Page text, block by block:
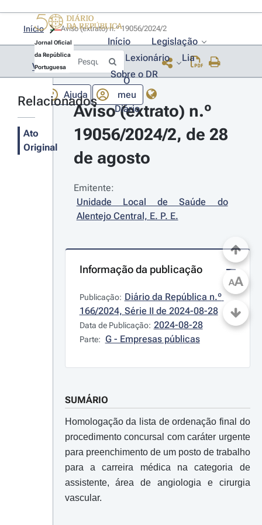
Jornal Oficial
da República
Portuguesa
Início
Legislação
Lexionário
Lia
Sobre o DR
Ajuda
O
meu
Diário
Início
Voltar
Relacionados
Ato
Original
Aviso (extrato) n.º
19056/2024/2, de 28
de agosto
Emitente:
Unidade Local de Saúde do
Alentejo Central, E. P. E.
Informação da publicação
Publicação: Diário da República n.º
166/2024, Série II de 2024-08-28
Data de Publicação: 2024-08-28
Parte: G - Empresas públicas
SUMÁRIO
Homologação da lista de ordenação final do
procedimento concursal com caráter urgente
para preenchimento de um posto de trabalho
para a carreira médica na categoria de
assistente, área de angiologia e cirurgia
vascular.
AA